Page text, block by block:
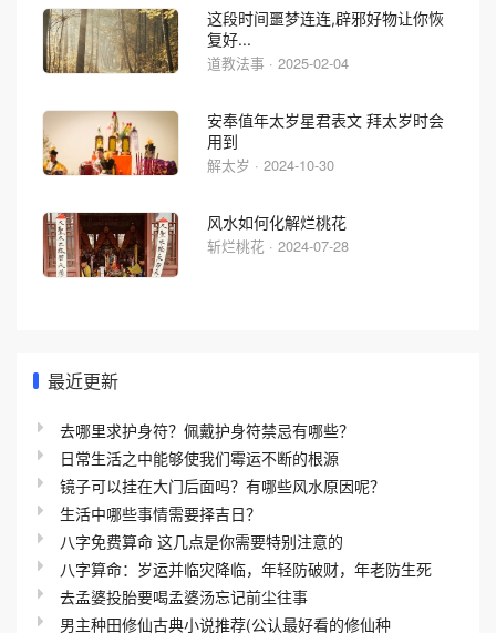
这段时间噩梦连连,辟邪好物让你恢
复好...
道教法事 · 2025-02-04
安奉值年太岁星君表文 拜太岁时会
用到
解太岁 · 2024-10-30
风水如何化解烂桃花
斩烂桃花 · 2024-07-28
最近更新
去哪里求护身符？佩戴护身符禁忌有哪些？
日常生活之中能够使我们霉运不断的根源
镜子可以挂在大门后面吗？有哪些风水原因呢？
生活中哪些事情需要择吉日？
八字免费算命 这几点是你需要特别注意的
八字算命：岁运并临灾降临，年轻防破财，年老防生死
去孟婆投胎要喝孟婆汤忘记前尘往事
男主种田修仙古典小说推荐(公认最好看的修仙种